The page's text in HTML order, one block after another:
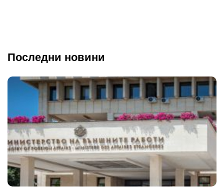
Последни новини